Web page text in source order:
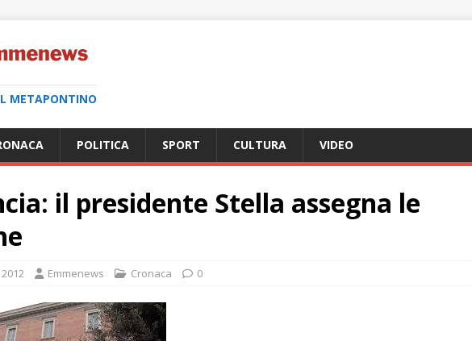
METAPONTINO
POLITICA SPORT CULTURA VIDEO
il presidente Stella assegna le
Emmenews Cronaca 0